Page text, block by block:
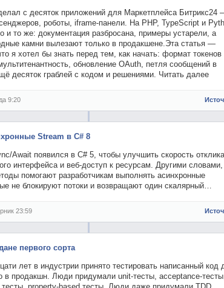
с десяток приложений для Маркетплейса Битрикс24
роботы, iframe-панели. На PHP, TypeScript и
и то же: документация разбросана, примеры устарели, а
камни вылезают только в продакшене.Эта статья —
я хотел бы знать перед тем, как начать: формат токенов
обновление OAuth, петля сообщений в
десяток граблей с кодом и решениями. Читать далее
9:20
Stream в C# 8
Await появился в C# 5, чтобы улучшить скорость отклика
интерфейса и веб-доступ к ресурсам. Другими словами,
помогают разработчикам выполнять асинхронные
не блокируют потоки и возвращают один скалярный…
23:59
первого сорта
лет в индустрии принято тестировать написанный код
в продакшн. Люди придумали unit-тесты, acceptance-тесты,